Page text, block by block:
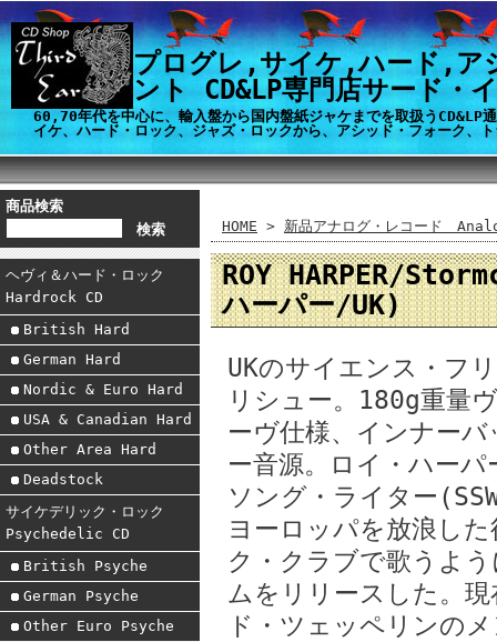
プログレ,サイケ,ハード,ア
ント CD&LP専門店サード・
60,70年代を中心に、輸入盤から国内盤紙ジャケまでを取扱うCD&LP
イケ、ハード・ロック、ジャズ・ロックから、アシッド・フォーク、
商品検索
ヘヴィ＆ハード・ロック
Hardrock CD
British Hard
German Hard
Nordic & Euro Hard
USA & Canadian Hard
Other Area Hard
Deadstock
サイケデリック・ロック
Psychedelic CD
British Psyche
German Psyche
Other Euro Psyche
HOME > 新品アナログ・レコード
ROY HARPER/
ハーパー/UK)
UKのサイエンス・フ
リシュー。180g重量
ーヴ仕様、インナー
ー音源。ロイ・ハー
ソング・ライター
ヨーロッパを放浪し
ク・クラブで歌うよ
ムをリリースした。
ド・ツェッペリンの